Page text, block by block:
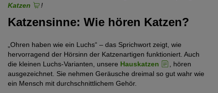
Katzen
!
Katzensinne: Wie hören Katzen?
„Ohren haben wie ein Luchs“ – das Sprichwort zeigt, wie
hervorragend der Hörsinn der Katzenartigen funktioniert. Auch
die kleinen Luchs-Varianten, unsere Hauskatzen
, hören
ausgezeichnet. Sie nehmen Geräusche dreimal so gut wahr wie
ein Mensch mit durchschnittlichem Gehör.